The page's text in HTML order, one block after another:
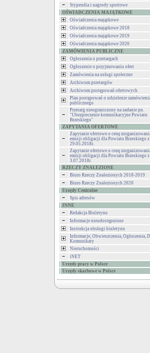
Stypendia i nagrody sportowe
OŚWIADCZENIA MAJĄTKOWE
Oświadczenia majątkowe
Oświadczenia majątkowe 2018
Oświadczenia majątkowe 2019
Oświadczenia majątkowe 2020
ZAMÓWIENIA PUBLICZNE
Ogłoszenia o przetargach
Ogłoszenie o przyjmowaniu ofert
Zamówienia na usługi społeczne
Archiwum przetargów
Archiwum postępowań ofertowych
Plan postępowań o udzielenie
publicznego
Przetarg nieograniczony na zadanie pn.
"Ubezpieczenie komunikacyjne Powiatu
Brzeskiego"
ZAPYTANIA OFERTOWE
Zapytanie ofertowe o cenę
emisji obligacji dla Powiatu Brzeskiego
29.05.2018r.
Zapytanie ofertowe o cenę
emisji obligacji dla Powiatu Brzeskiego
3.07.2018r.
RZECZY ZNALEZIONE
Biuro Rzeczy Znalezionych 2018-2019
Biuro Rzeczy Znalezionych 2020
Urzędy Centralne
Spis adresów
INNE
Redakcja Biuletynu
Informacje nieudostępnione
Instrukcja obsługi biuletynu
Informacje, Obwieszczenia, Ogłoszenia,
Komunikaty
Nieruchomości
iNET
Urzędy pracy w Polsce
Urzędy skarbowe w Polsce